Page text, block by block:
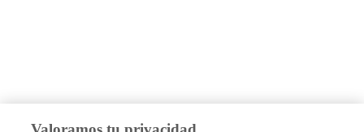
Valoramos tu privacidad